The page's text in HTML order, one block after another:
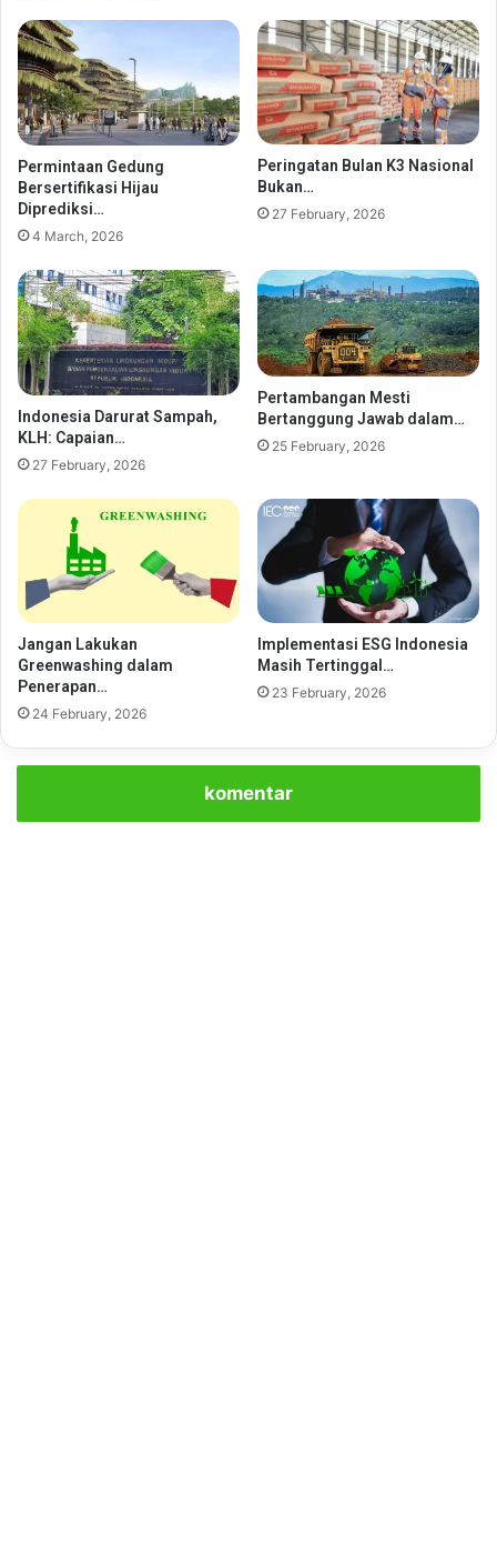
Permintaan Gedung
Bersertifikasi Hijau
Diprediksi…
4 March, 2026
Peringatan Bulan K3 Nasional
Bukan…
27 February, 2026
Indonesia Darurat Sampah,
KLH: Capaian…
27 February, 2026
Pertambangan Mesti
Bertanggung Jawab dalam…
25 February, 2026
Jangan Lakukan
Greenwashing dalam
Penerapan…
24 February, 2026
Implementasi ESG Indonesia
Masih Tertinggal…
23 February, 2026
komentar